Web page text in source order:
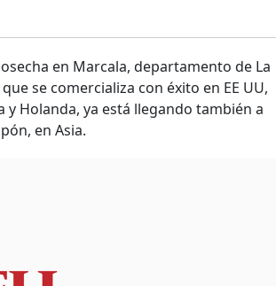
en Marcala, departamento de La
se comercializa con éxito en EE UU,
y Holanda, ya está llegando también a
en Asia.